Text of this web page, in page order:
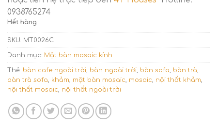
0938765274
Hết hàng
SKU: MT0026C
Danh mục: Mặt bàn mosaic kính
Thẻ: bàn cafe ngoài trời, bàn ngoài trời, bàn sofa, bàn trà,
bàn trà sofa, khảm, mặt bàn mosaic, mosaic, nội thất khảm,
nội thất mosaic, nội thất ngoài trời